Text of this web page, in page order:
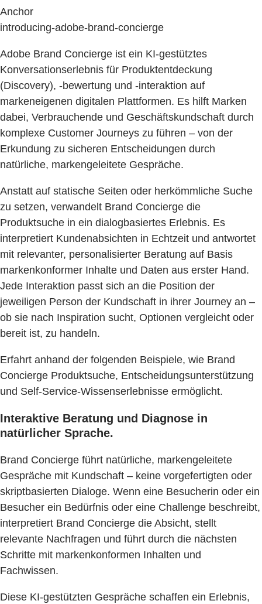
Anchor
introducing-adobe-brand-concierge
Adobe Brand Concierge ist ein KI-gestütztes
Konversationserlebnis für Produktentdeckung
(Discovery), -bewertung und -interaktion auf
markeneigenen digitalen Plattformen. Es hilft Marken
dabei, Verbrauchende und Geschäftskundschaft durch
komplexe Customer Journeys zu führen – von der
Erkundung zu sicheren Entscheidungen durch
natürliche, markengeleitete Gespräche.
Anstatt auf statische Seiten oder herkömmliche Suche
zu setzen, verwandelt Brand Concierge die
Produktsuche in ein dialogbasiertes Erlebnis. Es
interpretiert Kundenabsichten in Echtzeit und antwortet
mit relevanter, personalisierter Beratung auf Basis
markenkonformer Inhalte und Daten aus erster Hand.
Jede Interaktion passt sich an die Position der
jeweiligen Person der Kundschaft in ihrer Journey an –
ob sie nach Inspiration sucht, Optionen vergleicht oder
bereit ist, zu handeln.
Erfahrt anhand der folgenden Beispiele, wie Brand
Concierge Produktsuche, Entscheidungsunterstützung
und Self-Service-Wissenserlebnisse ermöglicht.
Interaktive Beratung und Diagnose in
natürlicher Sprache.
Brand Concierge führt natürliche, markengeleitete
Gespräche mit Kundschaft – keine vorgefertigten oder
skriptbasierten Dialoge. Wenn eine Besucherin oder ein
Besucher ein Bedürfnis oder eine Challenge beschreibt,
interpretiert Brand Concierge die Absicht, stellt
relevante Nachfragen und führt durch die nächsten
Schritte mit markenkonformen Inhalten und
Fachwissen.
Diese KI-gestützten Gespräche schaffen ein Erlebnis,